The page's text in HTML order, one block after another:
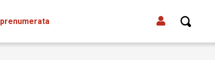
prenumerata